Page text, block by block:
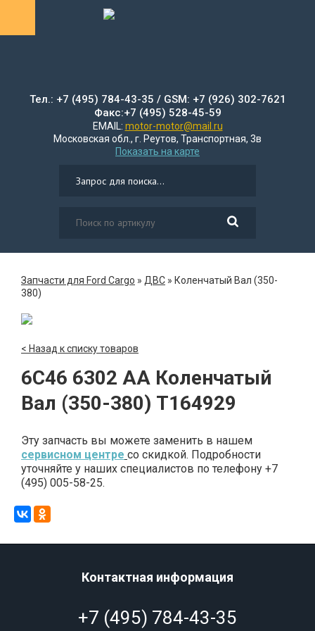
Тел.: +7 (495) 784-43-35 / GSM: +7 (926) 302-7621
Факс:+7 (495) 528-45-59
EMAIL: motor-motor@mail.ru
Московская обл., г. Реутов, Транспортная, 3в
Показать на карте
Запчасти для Ford Cargo » ДВС » Коленчатый Вал (350-
380)
< Назад к списку товаров
6C46 6302 AA Коленчатый
Вал (350-380) T164929
Эту запчасть вы можете заменить в нашем
сервисном центре со скидкой. Подробности
уточняйте у наших специалистов по телефону +7
(495) 005-58-25.
Контактная информация
+7 (495) 784-43-35